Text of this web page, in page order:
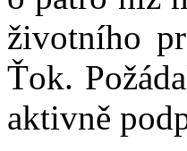
životního
Ťok.
aktivně